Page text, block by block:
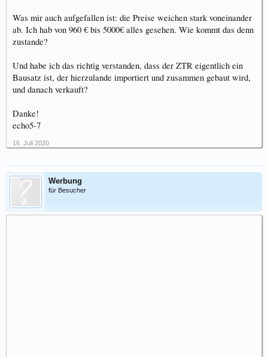
Was mir auch aufgefallen ist: die Preise weichen stark voneinander
ab. Ich hab von 960 € bis 5000€ alles gesehen. Wie kommt das denn
zustande?
Und habe ich das richtig verstanden, dass der ZTR eigentlich ein
Bausatz ist, der hierzulande importiert und zusammen gebaut wird,
und danach verkauft?
Danke!
echo5-7
16. Juli 2020
Werbung
für Besucher